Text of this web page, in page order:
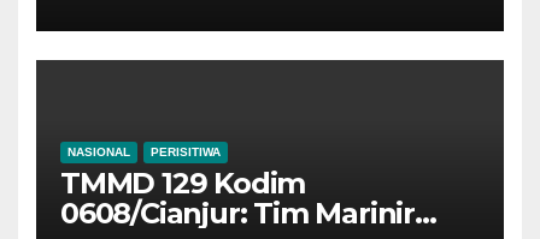
Tuntas 100 Persen
NASIONAL PERISITIWA
TMMD 129 Kodim
0608/Cianjur: Tim Marinir